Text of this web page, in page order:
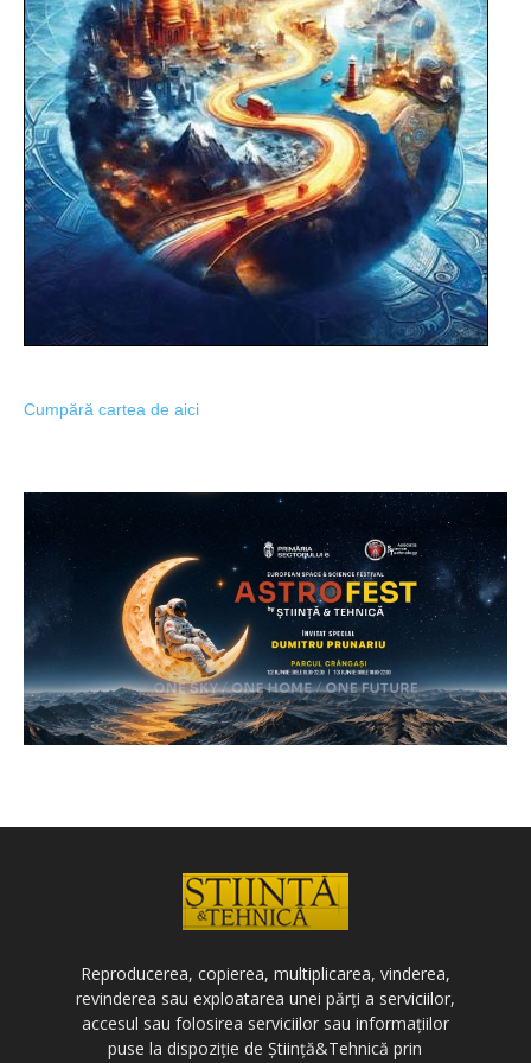
Cumpără cartea de aici
Reproducerea, copierea, multiplicarea, vinderea,
revinderea sau exploatarea unei părți a serviciilor,
accesul sau folosirea serviciilor sau informațiilor
puse la dispoziție de Știință&Tehnică prin